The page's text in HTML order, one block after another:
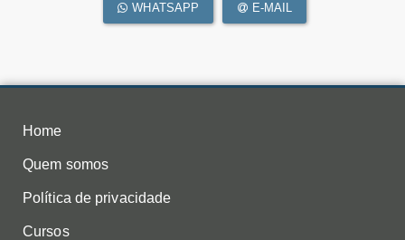
WHATSAPP E-MAIL
Home
Quem somos
Política de privacidade
Cursos